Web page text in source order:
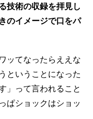
技術の収録を拝見し
のイメージで口をパ
ッてなったらええな
ということになった
」って言われること
ぱショックはショッ